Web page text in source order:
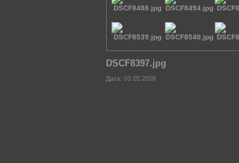
DSCF8397.jpg
Дата: 03.05.2009